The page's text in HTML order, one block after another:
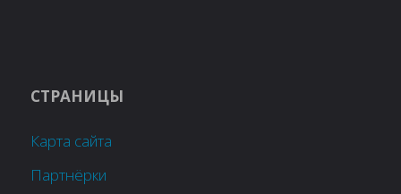
СТРАНИЦЫ
Карта сайта
Партнёрки